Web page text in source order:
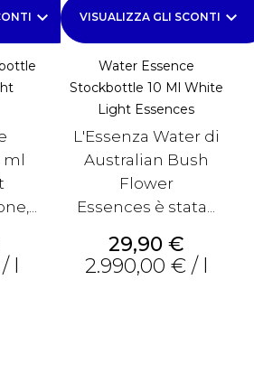
keyboard_arrow_down
ml
l
VISUALIZZA GLI SCONTI keyboard_arrow_down
Water Essence
Stockbottle 10 Ml White
Light Essences
L'Essenza Water di
Australian Bush
Flower
Essences è stata...
Prezzo
29,90 €
2.990,00 € / l